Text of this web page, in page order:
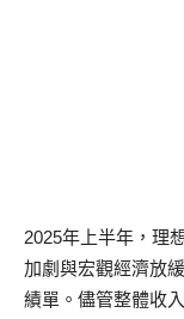
2025年上半年，理
加劇與宏觀經濟放
績單。儘管整體收